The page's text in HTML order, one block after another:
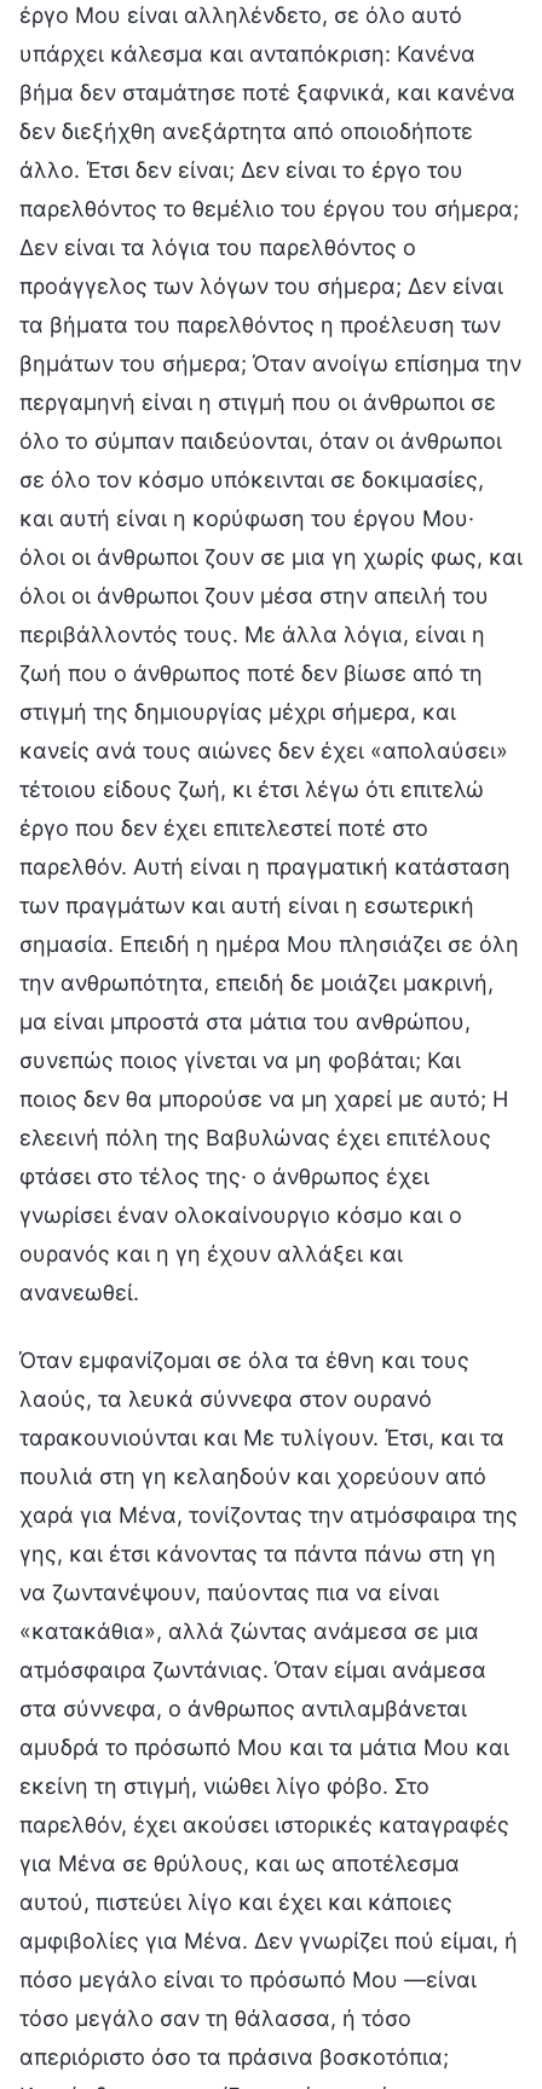
έργο Μου είναι αλληλένδετο, σε όλο αυτό
υπάρχει κάλεσμα και ανταπόκριση: Κανένα
βήμα δεν σταμάτησε ποτέ ξαφνικά, και κανένα
δεν διεξήχθη ανεξάρτητα από οποιοδήποτε
άλλο. Έτσι δεν είναι; Δεν είναι το έργο του
παρελθόντος το θεμέλιο του έργου του σήμερα;
Δεν είναι τα λόγια του παρελθόντος ο
προάγγελος των λόγων του σήμερα; Δεν είναι
τα βήματα του παρελθόντος η προέλευση των
βημάτων του σήμερα; Όταν ανοίγω επίσημα την
περγαμηνή είναι η στιγμή που οι άνθρωποι σε
όλο το σύμπαν παιδεύονται, όταν οι άνθρωποι
σε όλο τον κόσμο υπόκεινται σε δοκιμασίες,
και αυτή είναι η κορύφωση του έργου Μου·
όλοι οι άνθρωποι ζουν σε μια γη χωρίς φως, και
όλοι οι άνθρωποι ζουν μέσα στην απειλή του
περιβάλλοντός τους. Με άλλα λόγια, είναι η
ζωή που ο άνθρωπος ποτέ δεν βίωσε από τη
στιγμή της δημιουργίας μέχρι σήμερα, και
κανείς ανά τους αιώνες δεν έχει «απολαύσει»
τέτοιου είδους ζωή, κι έτσι λέγω ότι επιτελώ
έργο που δεν έχει επιτελεστεί ποτέ στο
παρελθόν. Αυτή είναι η πραγματική κατάσταση
των πραγμάτων και αυτή είναι η εσωτερική
σημασία. Επειδή η ημέρα Μου πλησιάζει σε όλη
την ανθρωπότητα, επειδή δε μοιάζει μακρινή,
μα είναι μπροστά στα μάτια του ανθρώπου,
συνεπώς ποιος γίνεται να μη φοβάται; Και
ποιος δεν θα μπορούσε να μη χαρεί με αυτό; Η
ελεεινή πόλη της Βαβυλώνας έχει επιτέλους
φτάσει στο τέλος της· ο άνθρωπος έχει
γνωρίσει έναν ολοκαίνουργιο κόσμο και ο
ουρανός και η γη έχουν αλλάξει και
ανανεωθεί.
Όταν εμφανίζομαι σε όλα τα έθνη και τους
λαούς, τα λευκά σύννεφα στον ουρανό
ταρακουνιούνται και Με τυλίγουν. Έτσι, και τα
πουλιά στη γη κελαηδούν και χορεύουν από
χαρά για Μένα, τονίζοντας την ατμόσφαιρα της
γης, και έτσι κάνοντας τα πάντα πάνω στη γη
να ζωντανέψουν, παύοντας πια να είναι
«κατακάθια», αλλά ζώντας ανάμεσα σε μια
ατμόσφαιρα ζωντάνιας. Όταν είμαι ανάμεσα
στα σύννεφα, ο άνθρωπος αντιλαμβάνεται
αμυδρά το πρόσωπό Μου και τα μάτια Μου και
εκείνη τη στιγμή, νιώθει λίγο φόβο. Στο
παρελθόν, έχει ακούσει ιστορικές καταγραφές
για Μένα σε θρύλους, και ως αποτέλεσμα
αυτού, πιστεύει λίγο και έχει και κάποιες
αμφιβολίες για Μένα. Δεν γνωρίζει πού είμαι, ή
πόσο μεγάλο είναι το πρόσωπό Μου —είναι
τόσο μεγάλο σαν τη θάλασσα, ή τόσο
απεριόριστο όσο τα πράσινα βοσκοτόπια;